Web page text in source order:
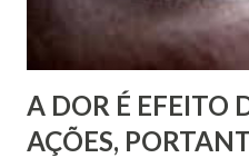
repetição de vidas. Somos
da espécie sem o crivo da
antagonismos nas ...
A DOR É EFEITO
AÇÕES,